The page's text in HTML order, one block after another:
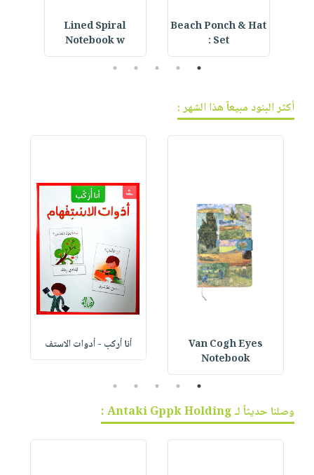
Beach Ponch & Hat
Set :
Lined Spiral
Notebook w
1
2
3
4
5
أكثر البنود مبيعاً هذا الشهر :
Van Cogh Eyes
Notebook
أنا أركب - أدوات الاستف
1
2
3
4
5
وصلنا حديثاً لـ Antaki Gppk Holding :